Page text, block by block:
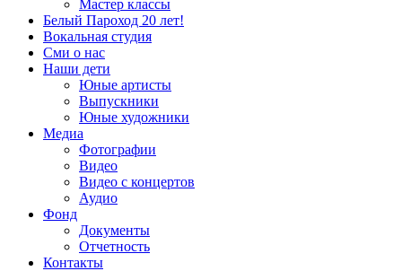
Мастер классы
Белый Пароход 20 лет!
Вокальная студия
Сми о нас
Наши дети
Юные артисты
Выпускники
Юные художники
Медиа
Фотографии
Видео
Видео с концертов
Аудио
Фонд
Документы
Отчетность
Контакты